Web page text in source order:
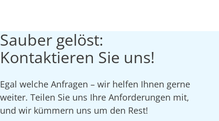
Sauber gelöst:
Kontaktieren Sie uns!
Egal welche Anfragen – wir helfen Ihnen gerne
weiter. Teilen Sie uns Ihre Anforderungen mit,
und wir kümmern uns um den Rest!